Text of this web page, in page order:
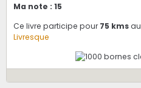
Ma note : 15
Ce livre participe pour75 kmsau
Livresque